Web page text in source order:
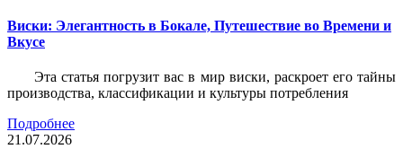
Виски: Элегантность в Бокале, Путешествие во Времени и
Вкусе
Эта статья погрузит вас в мир виски, раскроет его тайны
производства, классификации и культуры потребления
Подробнее
21.07.2026